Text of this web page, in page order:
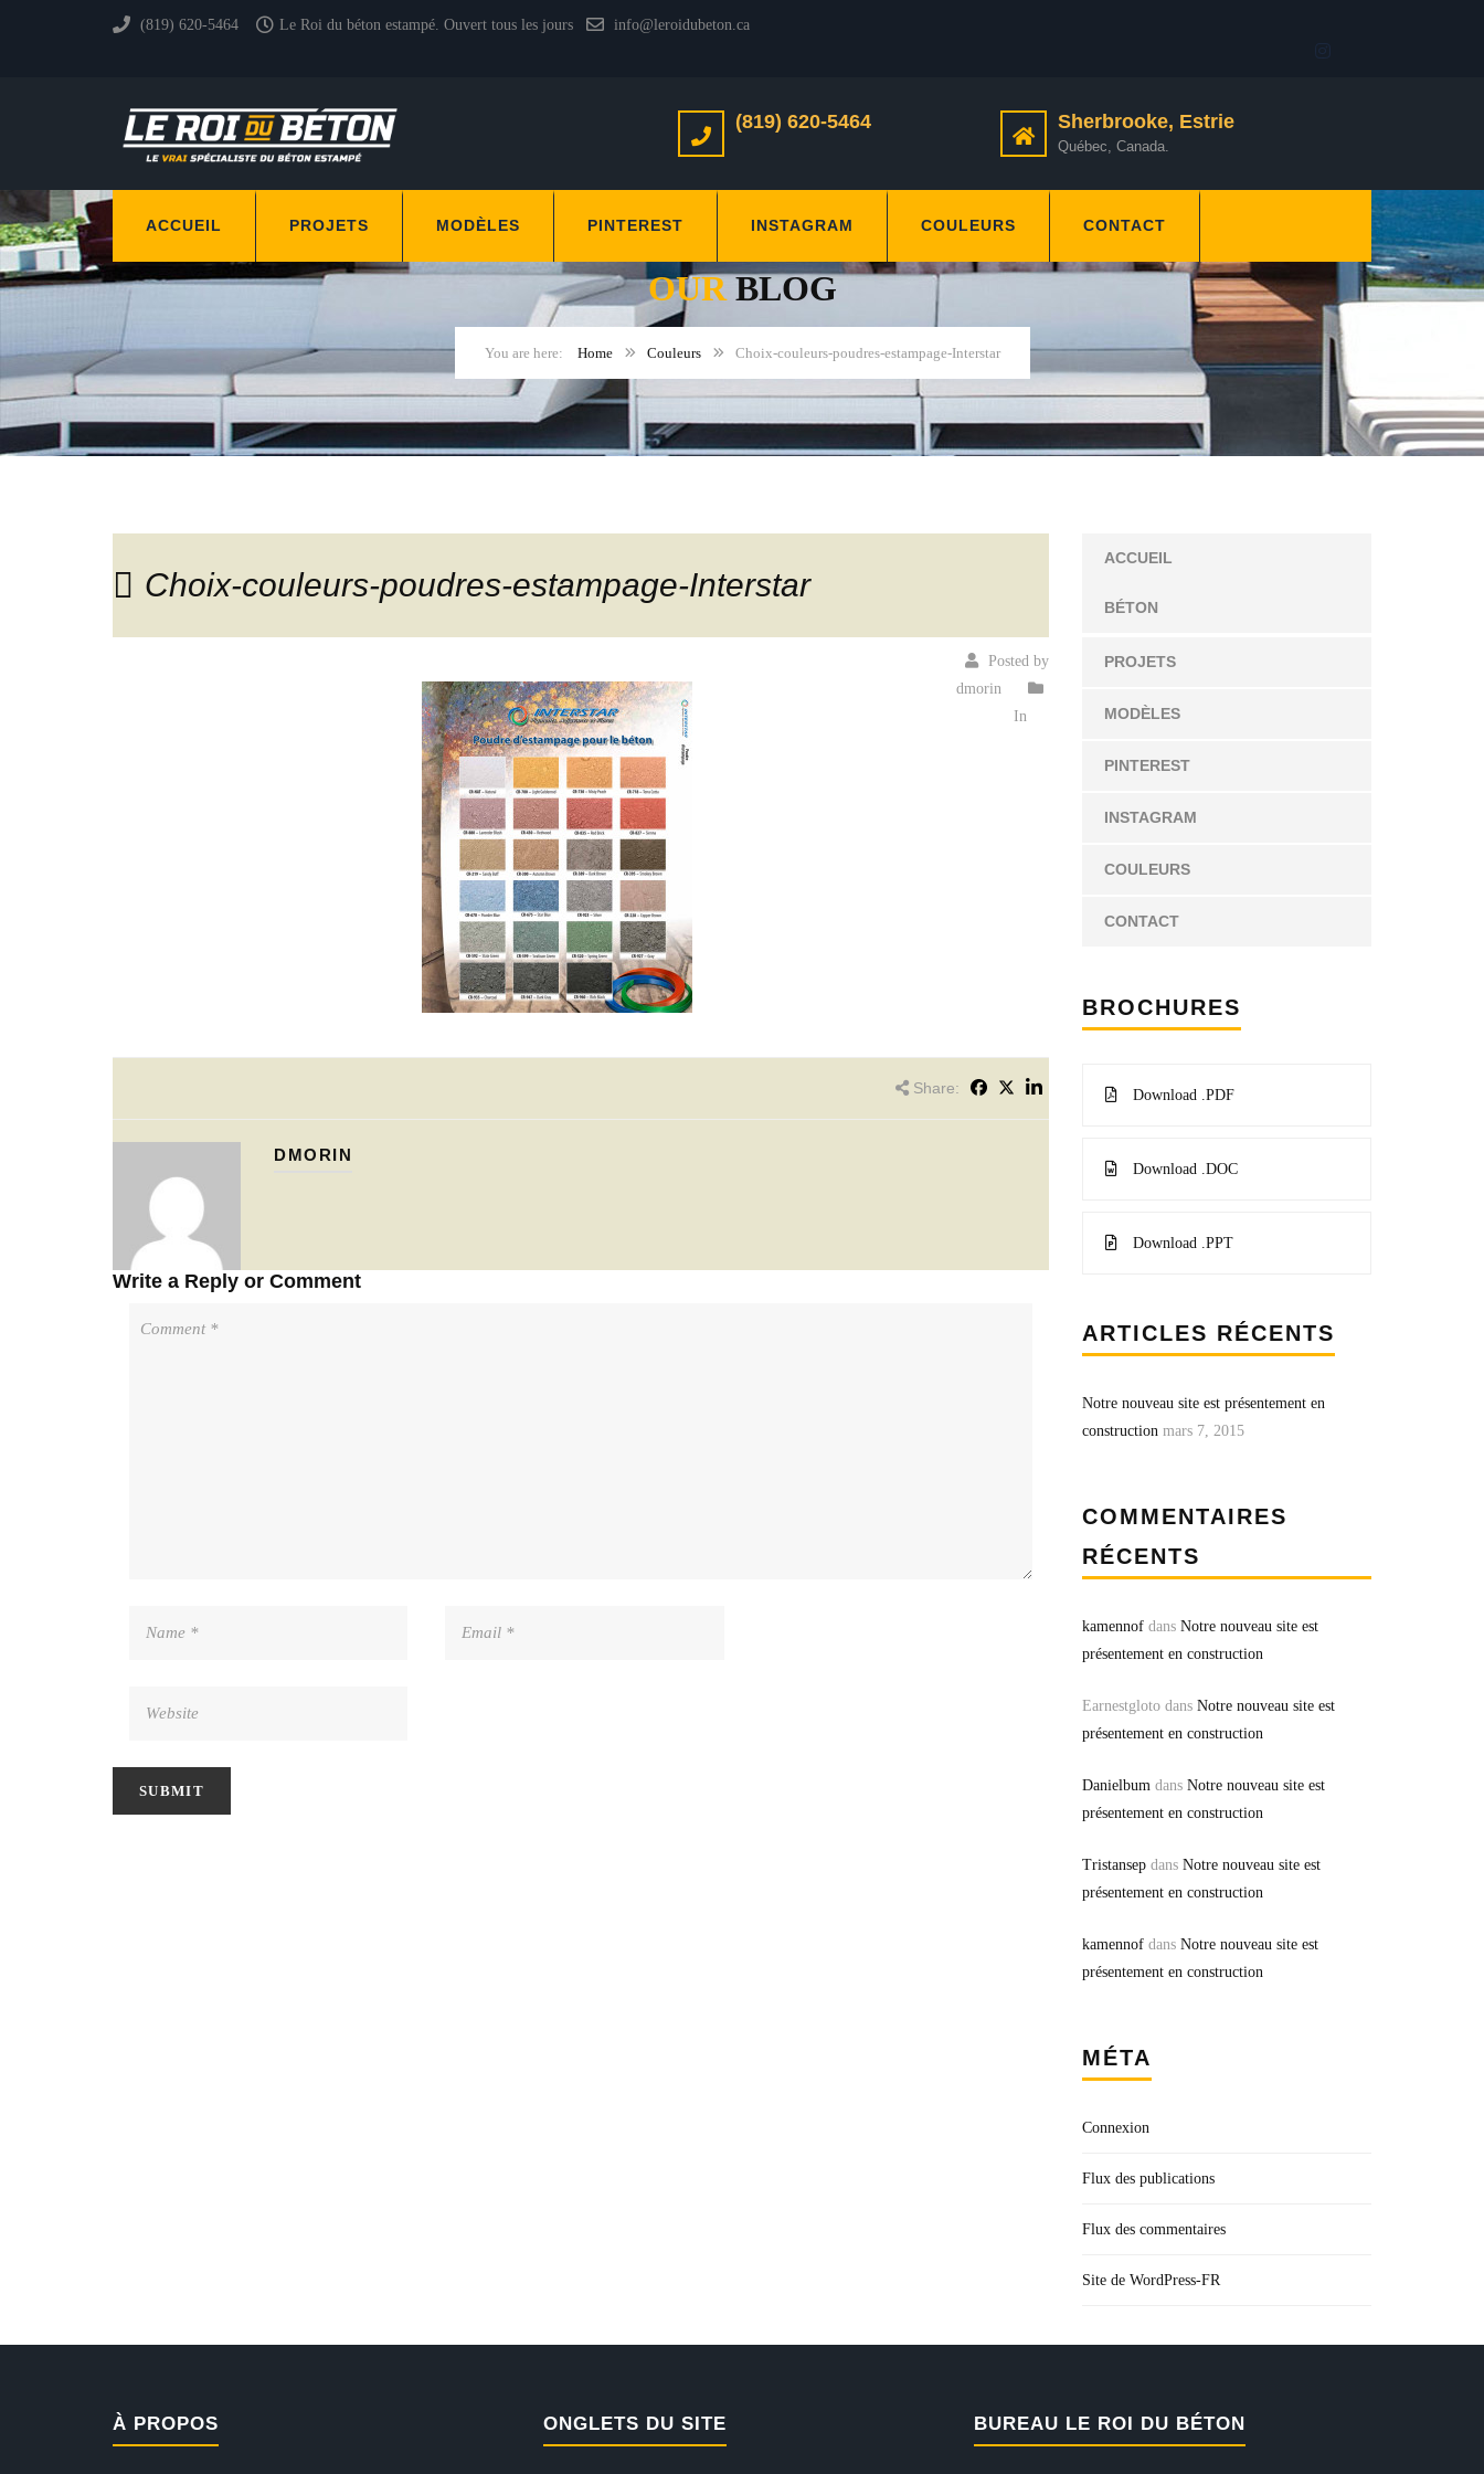
(819) 620-5464 Le Roi du béton estampé. Ouvert tous les jours info@leroidubeton.ca
(819) 620-5464 Sherbrooke, Estrie
Québec, Canada.
ACCUEIL PROJETS MODÈLES PINTEREST INSTAGRAM COULEURS CONTACT
OURBLOG
Home Couleurs Choix-couleurs-poudres-estampage-Interstar
Choix-couleurs-poudres-estampage-Interstar
Posted by
dmorin
In
Share:
DMORIN
Write a Reply or Comment
ACCUEIL
BÉTON
PROJETS
MODÈLES
PINTEREST
INSTAGRAM
COULEURS
CONTACT
BROCHURES
Download .PDF
Download .DOC
Download .PPT
ARTICLES RÉCENTS
Notre nouveau site est présentement en
construction mars 7, 2015
COMMENTAIRES
RÉCENTS
kamennofdans Notre nouveau site est
présentement en construction
Earnestglotodans Notre nouveau site est
présentement en construction
Danielbumdans Notre nouveau site est
présentement en construction
Tristansepdans Notre nouveau site est
présentement en construction
kamennofdans Notre nouveau site est
présentement en construction
MÉTA
Connexion
Flux des publications
Flux des commentaires
Site de WordPress-FR
À PROPOS ONGLETS DU SITE BUREAU LE ROI DU BÉTON